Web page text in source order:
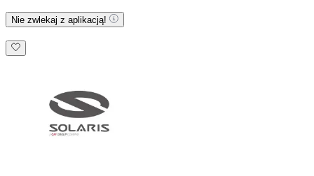
Nie zwlekaj z aplikacją!